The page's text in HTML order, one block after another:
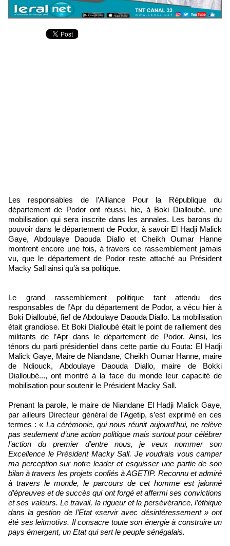
Les responsables de l’Alliance Pour la République du
département de Podor ont réussi, hie, à Boki Dialloubé, une
mobilisation qui sera inscrite dans les annales. Les barons du
pouvoir dans le département de Podor, à savoir El Hadji Malick
Gaye, Abdoulaye Daouda Diallo et Cheikh Oumar Hanne
montrent encore une fois, à travers ce rassemblement jamais
vu, que le département de Podor reste attaché au Président
Macky Sall ainsi qu’à sa politique.
Le grand rassemblement politique tant attendu des
responsables de l’Apr du département de Podor, a vécu hier à
Boki Dialloubé, fief de Abdoulaye Daouda Diallo. La mobilisation
était grandiose. Et Boki Dialloubé était le point de ralliement des
militants de l’Apr dans le département de Podor. Ainsi, les
ténors du parti présidentiel dans cette partie du Fouta: El Hadji
Malick Gaye, Maire de Niandane, Cheikh Oumar Hanne, maire
de Ndiouck, Abdoulaye Daouda Diallo, maire de Bokki
Dialloubé..., ont montré à la face du monde leur capacité de
mobilisation pour soutenir le Président Macky Sall.
Prenant la parole, le maire de Niandane El Hadji Malick Gaye,
par ailleurs Directeur général de l’Agetip, s’est exprimé en ces
termes : « La cérémonie, qui nous réunit aujourd’hui, ne relève
pas seulement d’une action politique mais surtout pour célébrer
l’action du premier d’entre nous, je veux nommer son
Excellence le Président Macky Sall. Je voudrais vous camper
ma perception sur notre leader et esquisser une partie de son
bilan à travers les projets confiés à AGETIP. Reconnu et admiré
à travers le monde, le parcours de cet homme est jalonné
d’épreuves et de succès qui ont forgé et affermi ses convictions
et ses valeurs. Le travail, la rigueur et la persévérance, l’éthique
dans la gestion de l’Etat «servir avec désintéressement » ont
été ses leitmotivs. Il consacre toute son énergie à construire un
pays émergent, un Etat qui sert le peuple sénégalais.